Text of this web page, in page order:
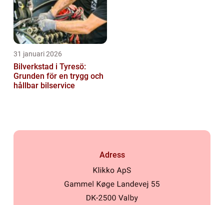
31 januari 2026
Bilverkstad i Tyresö:
Grunden för en trygg och
hållbar bilservice
Adress